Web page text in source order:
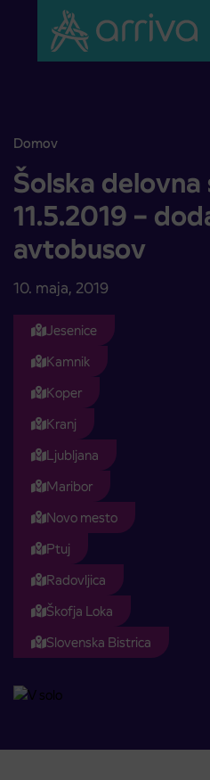
Skoči na vsebino
Domov
Šolska delovna sobota 11.5.2019
Šolska
11.5.2019 –
avtobusov
10. maja, 2019
Jesenice
Kamnik
Koper
Kranj
Ljubljana
Maribor
Novo mesto
Ptuj
Radovljica
Škofja Loka
Slovenska Bistrica